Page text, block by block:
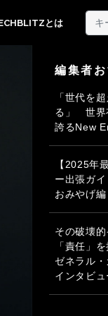
とは
編集者
「世代を
る」 世界
誇るNew
【2025年
ー出張ガイ
おみやげ編
その破壊
「責任」
ゼネラル
インタビュ